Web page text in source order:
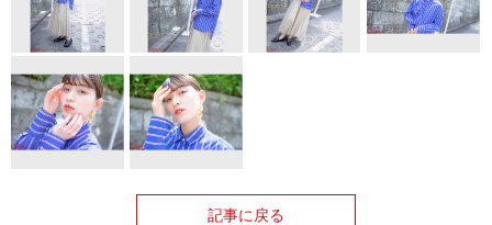
記事に戻る